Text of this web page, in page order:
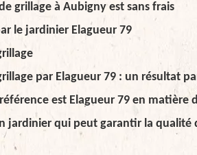
grillage à Aubigny est sans frais
le jardinier Elagueur 79
par Elagueur 79 : un résultat
est Elagueur 79 en
jardinier qui peut garantir la qualité